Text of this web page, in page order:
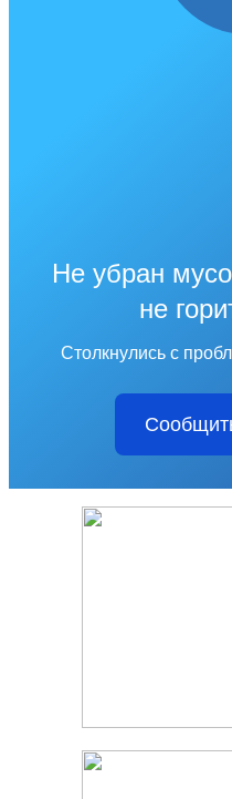
Не убран
не
Столкнулись с